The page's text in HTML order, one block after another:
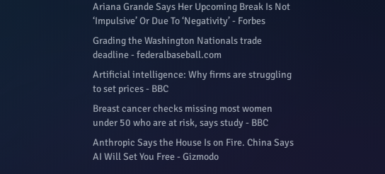
Ariana Grande Says Her Upcoming Break Is Not
‘Impulsive’ Or Due To ‘Negativity’ - Forbes
Grading the Washington Nationals trade
deadline - federalbaseball.com
Artificial intelligence: Why firms are struggling
to set prices - BBC
Breast cancer checks missing most women
under 50 who are at risk, says study - BBC
Anthropic Says the House Is on Fire. China Says
AI Will Set You Free - Gizmodo